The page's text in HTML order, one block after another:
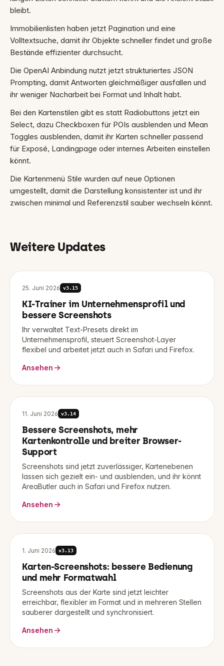
bleibt.
Immobilienlisten haben jetzt Pagination und eine
Volltextsuche, damit ihr Objekte schneller findet und große
Bestände effizienter durchsucht.
Die OpenAI Anbindung nutzt jetzt strukturiertes JSON
Prompting, damit Antworten gleichmäßiger ausfallen und
ihr weniger Nacharbeit bei Format und Inhalt habt.
Bei den Kartenstilen gibt es statt Radiobuttons jetzt ein
Select, dazu Checkboxen für POIs ausblenden und Mean
Toggles ausblenden, damit ihr Karten schneller passend
für Exposé, Landingpage oder internes Arbeiten einstellen
könnt.
Die Kartenmenü Stile wurden auf neue Optionen
umgestellt, damit die Darstellung konsistenter ist und ihr
zwischen minimal und Referenzstil sauber wechseln könnt.
Weitere Updates
25. Juni 2026 v3.15
KI-Trainer im Unternehmensprofil und
bessere Screenshots
Ihr verwaltet Text-Presets direkt im
Unternehmensprofil, steuert Screenshot-Layer
flexibel und arbeitet jetzt auch in Safari und Firefox.
Ansehen
11. Juni 2026 v3.14
Bessere Screenshots, mehr
Kartenkontrolle und breiter Browser-
Support
Screenshots sind jetzt zuverlässiger, Kartenebenen
lassen sich gezielt ein- und ausblenden, und ihr könnt
AreaButler auch in Safari und Firefox nutzen.
Ansehen
1. Juni 2026 v3.13
Karten-Screenshots: bessere Bedienung
und mehr Formatwahl
Screenshots aus der Karte sind jetzt leichter
erreichbar, flexibler im Format und in mehreren Stellen
sauberer dargestellt und synchronisiert.
Ansehen